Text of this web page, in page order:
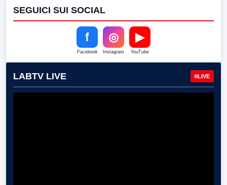
SEGUICI SUI SOCIAL
f
Facebook
◎
Instagram
▶
YouTube
LABTV LIVE LIVE